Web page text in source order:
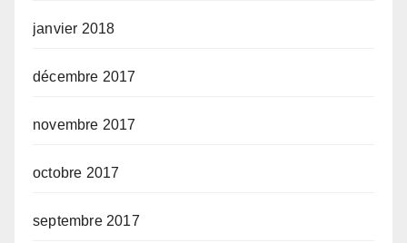
janvier 2018
décembre 2017
novembre 2017
octobre 2017
septembre 2017